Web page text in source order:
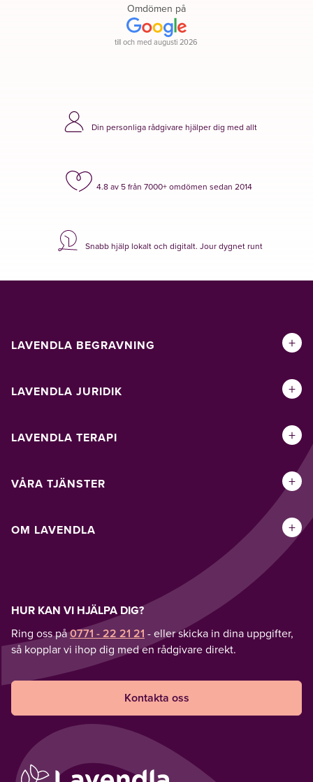
Omdömen på
till och med augusti 2026
Din personliga rådgivare hjälper dig med allt
4.8 av 5 från 7000+ omdömen sedan 2014
Snabb hjälp lokalt och digitalt. Jour dygnet runt
LAVENDLA BEGRAVNING +
LAVENDLA JURIDIK +
LAVENDLA TERAPI +
VÅRA TJÄNSTER +
OM LAVENDLA +
HUR KAN VI HJÄLPA DIG?
Ring oss på0771 - 22 21 21 - eller skicka in dina uppgifter,
så kopplar vi ihop dig med en rådgivare direkt.
Kontakta oss